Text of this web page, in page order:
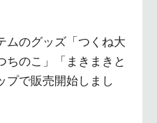
ムのグッズ「つくね大
ちのこ」「まきまきと
プで販売開始しまし